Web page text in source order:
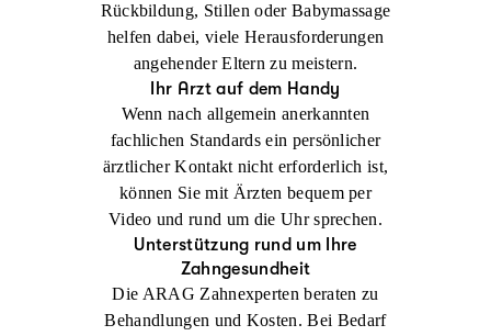
Rückbildung, Stillen oder Babymassage
helfen dabei, viele Herausforderungen
angehender Eltern zu meistern.
Ihr Arzt auf dem Handy
Wenn nach allgemein anerkannten
fachlichen Standards ein persönlicher
ärztlicher Kontakt nicht erforderlich ist,
können Sie mit Ärzten bequem per
Video und rund um die Uhr sprechen.
Unterstützung rund um Ihre
Zahngesundheit
Die ARAG Zahnexperten beraten zu
Behandlungen und Kosten. Bei Bedarf